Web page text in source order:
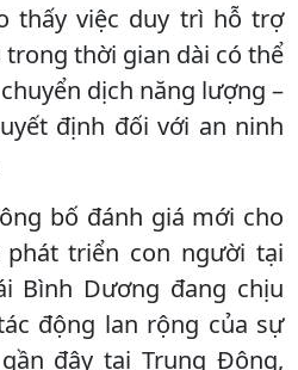
thấy việc duy trì hỗ trợ
thời gian dài có thể
dịch năng lượng –
định đối với an ninh
bố đánh giá mới cho
triển con người tại
Bình Dương đang chịu
động lan rộng của sự
đây tại Trung Đông,